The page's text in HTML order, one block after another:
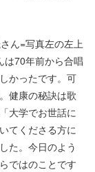
ん=写真左の左上
は70年前から合唱
かったです。可
健康の秘訣は歌
大学でお世話に
てくださる方に
た。今日のよう
ではのことです